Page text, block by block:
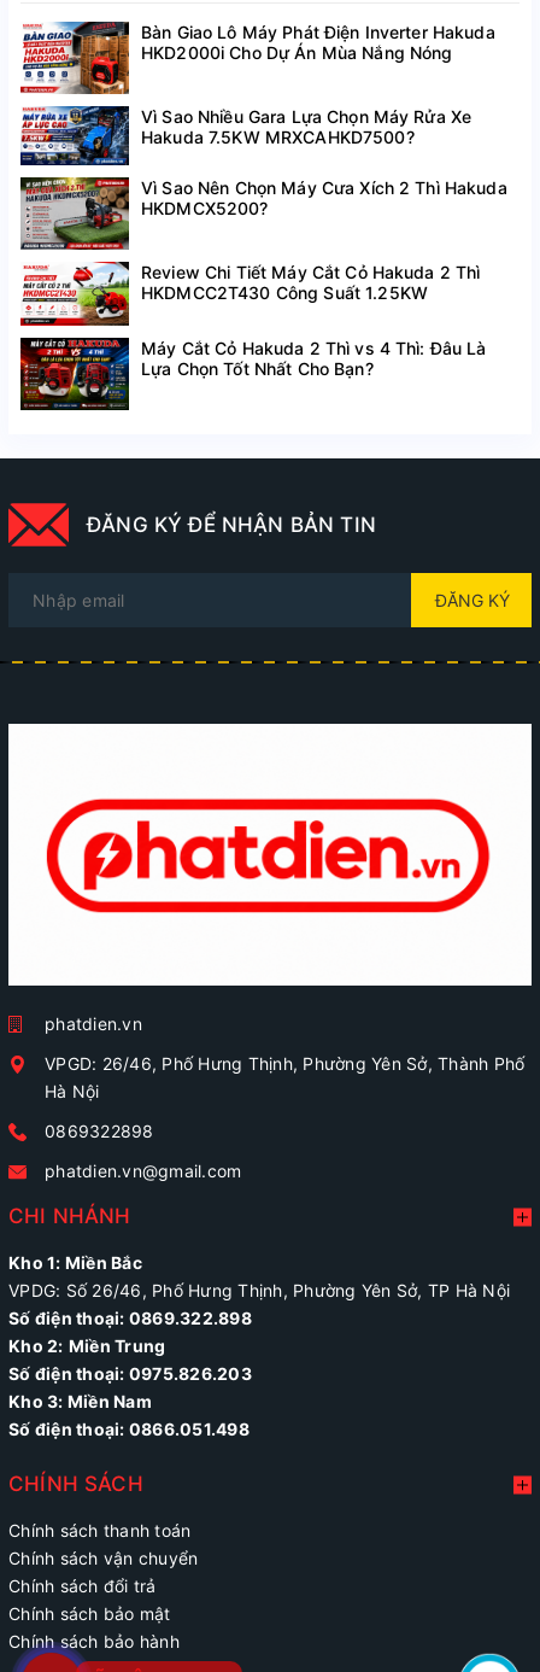
Bàn Giao Lô Máy Phát Điện Inverter Hakuda
HKD2000i Cho Dự Án Mùa Nắng Nóng
Vì Sao Nhiều Gara Lựa Chọn Máy Rửa Xe
Hakuda 7.5KW MRXCAHKD7500?
Vì Sao Nên Chọn Máy Cưa Xích 2 Thì Hakuda
HKDMCX5200?
Review Chi Tiết Máy Cắt Cỏ Hakuda 2 Thì
HKDMCC2T430 Công Suất 1.25KW
Máy Cắt Cỏ Hakuda 2 Thì vs 4 Thì: Đâu Là
Lựa Chọn Tốt Nhất Cho Bạn?
ĐĂNG KÝ ĐỂ NHẬN BẢN TIN
ĐĂNG KÝ
phatdien.vn
VPGD: 26/46, Phố Hưng Thịnh, Phường Yên Sở, Thành Phố
Hà Nội
0869322898
phatdien.vn@gmail.com
CHI NHÁNH
Kho 1: Miền Bắc
VPDG: Số 26/46, Phố Hưng Thịnh, Phường Yên Sở, TP Hà Nội
Số điện thoại: 0869.322.898
Kho 2: Miền Trung
Số điện thoại: 0975.826.203
Kho 3: Miền Nam
Số điện thoại: 0866.051.498
CHÍNH SÁCH
Chính sách thanh toán
Chính sách vận chuyển
Chính sách đổi trả
Chính sách bảo mật
Chính sách bảo hành